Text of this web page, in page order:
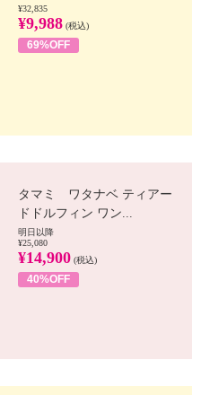
¥32,835
¥9,988 (税込)
69%OFF
タマミ ワタナベ ティアー
ドドルフィン ワン...
明日以降
¥25,080
¥14,900 (税込)
40%OFF